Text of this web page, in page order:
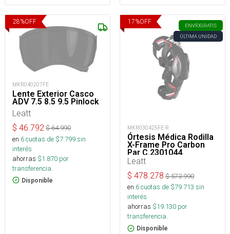
28%OFF
MKR040207FE
Lente Exterior Casco
ADV 7.5 8.5 9.5 Pinlock
Leatt
$ 46.792 $64.990
en 6cuotas de $7.799sin
interés
ahorras $1.870 por
transferencia.
Disponible
17%OFF
ENVÍOGRATIS
ÚLTIMA UNIDAD
MKR030425FE-R
Órtesis Médica Rodilla
X-Frame Pro Carbon
Par C.2301044
Leatt
$ 478.278 $573.990
en 6cuotas de $79.713 sin
interés
ahorras $19.130 por
transferencia.
Disponible